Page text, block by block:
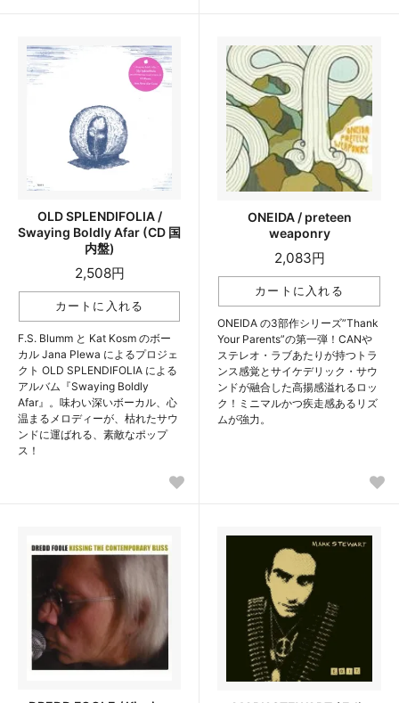
OLD SPLENDIFOLIA /
Swaying Boldly Afar (CD 国
内盤)
2,508円
F.S. Blumm と Kat Kosm のボー
カル Jana Plewa によるプロジェ
クト OLD SPLENDIFOLIA による
アルバム『Swaying Boldly
Afar』。味わい深いボーカル、心
温まるメロディーが、枯れたサウ
ンドに運ばれる、素敵なポップ
ス！
ONEIDA / preteen
weaponry
2,083円
ONEIDA の3部作シリーズ”Thank
Your Parents”の第一弾！CANや
ステレオ・ラブあたりが持つトラ
ンス感覚とサイケデリック・サウ
ンドが融合した高揚感溢れるロッ
ク！ミニマルかつ疾走感あるリズ
ムが強力。